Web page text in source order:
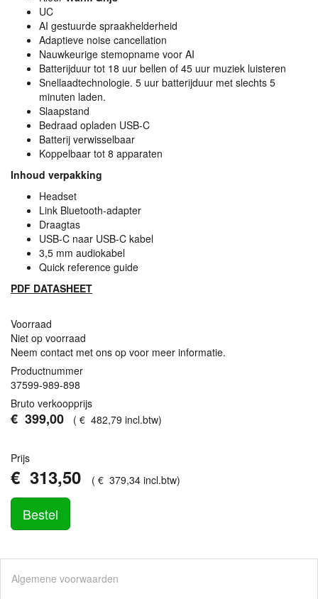
UC
AI gestuurde spraakhelderheid
Adaptieve noise cancellation
Nauwkeurige stemopname voor AI
Batterijduur tot 18 uur bellen of 45 uur muziek luisteren
Snellaadtechnologie. 5 uur batterijduur met slechts 5
minuten laden.
Slaapstand
Bedraad opladen USB-C
Batterij verwisselbaar
Koppelbaar tot 8 apparaten
Inhoud verpakking
Headset
Link Bluetooth-adapter
Draagtas
USB-C naar USB-C kabel
3,5 mm audiokabel
Quick reference guide
PDF DATASHEET
Voorraad
Niet op voorraad
Neem contact met ons op voor meer informatie.
Productnummer
37599-989-898
Bruto verkoopprijs
€ 399,00 ( € 482,79 incl.btw)
Prijs
€ 313,50 ( € 379,34 incl.btw)
Bestel
Algemene voorwaarden